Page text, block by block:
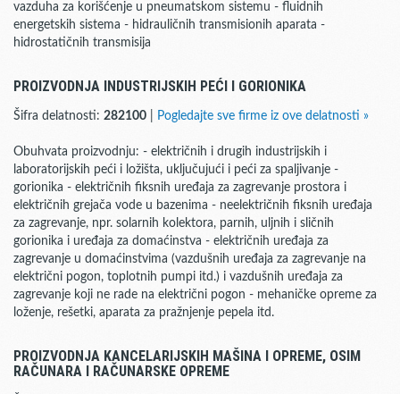
vazduha za korišćenje u pneumatskom sistemu - fluidnih
energetskih sistema - hidrauličnih transmisionih aparata -
hidrostatičnih transmisija
PROIZVODNJA INDUSTRIJSKIH PEĆI I GORIONIKA
Šifra delatnosti: 282100 Pogledajte sve firme iz ove delatnosti »
Obuhvata proizvodnju: - električnih i drugih industrijskih i
laboratorijskih peći i ložišta, uključujući i peći za spaljivanje -
gorionika - električnih fiksnih uređaja za zagrevanje prostora i
električnih grejača vode u bazenima - neelektričnih fiksnih uređaja
za zagrevanje, npr. solarnih kolektora, parnih, uljnih i sličnih
gorionika i uređaja za domaćinstva - električnih uređaja za
zagrevanje u domaćinstvima (vazdušnih uređaja za zagrevanje na
električni pogon, toplotnih pumpi itd.) i vazdušnih uređaja za
zagrevanje koji ne rade na električni pogon - mehaničke opreme za
loženje, rešetki, aparata za pražnjenje pepela itd.
PROIZVODNJA KANCELARIJSKIH MAŠINA I OPREME, OSIM
RAČUNARA I RAČUNARSKE OPREME